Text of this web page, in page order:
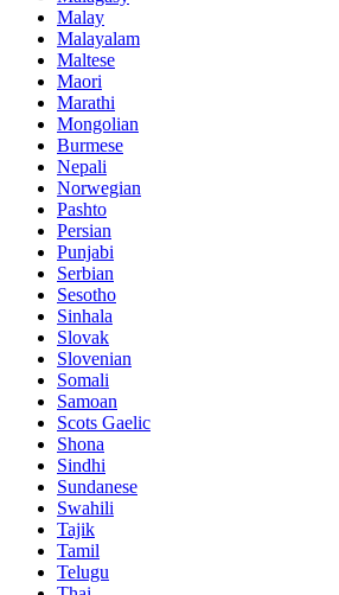
Malay
Malayalam
Maltese
Maori
Marathi
Mongolian
Burmese
Nepali
Norwegian
Pashto
Persian
Punjabi
Serbian
Sesotho
Sinhala
Slovak
Slovenian
Somali
Samoan
Scots Gaelic
Shona
Sindhi
Sundanese
Swahili
Tajik
Tamil
Telugu